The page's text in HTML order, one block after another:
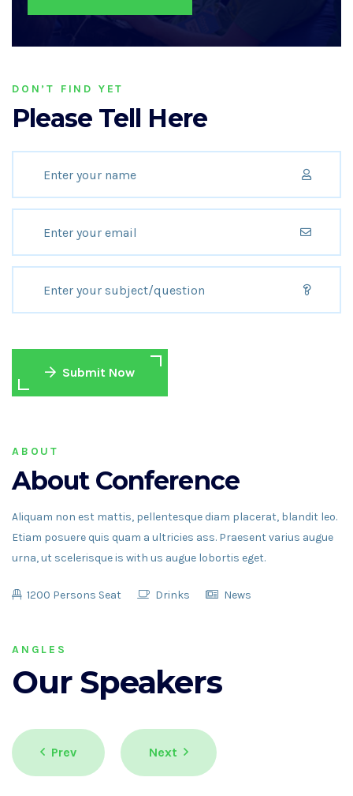
DON’T FIND YET
Please Tell Here
Submit Now
ABOUT
About Conference
Aliquam non est mattis, pellentesque diam placerat, blandit leo.
Etiam posuere quis quam a ultricies ass. Praesent varius augue
urna, ut scelerisque is with us augue lobortis eget.
1200 Persons Seat Drinks News
ANGLES
Our Speakers
Prev Next